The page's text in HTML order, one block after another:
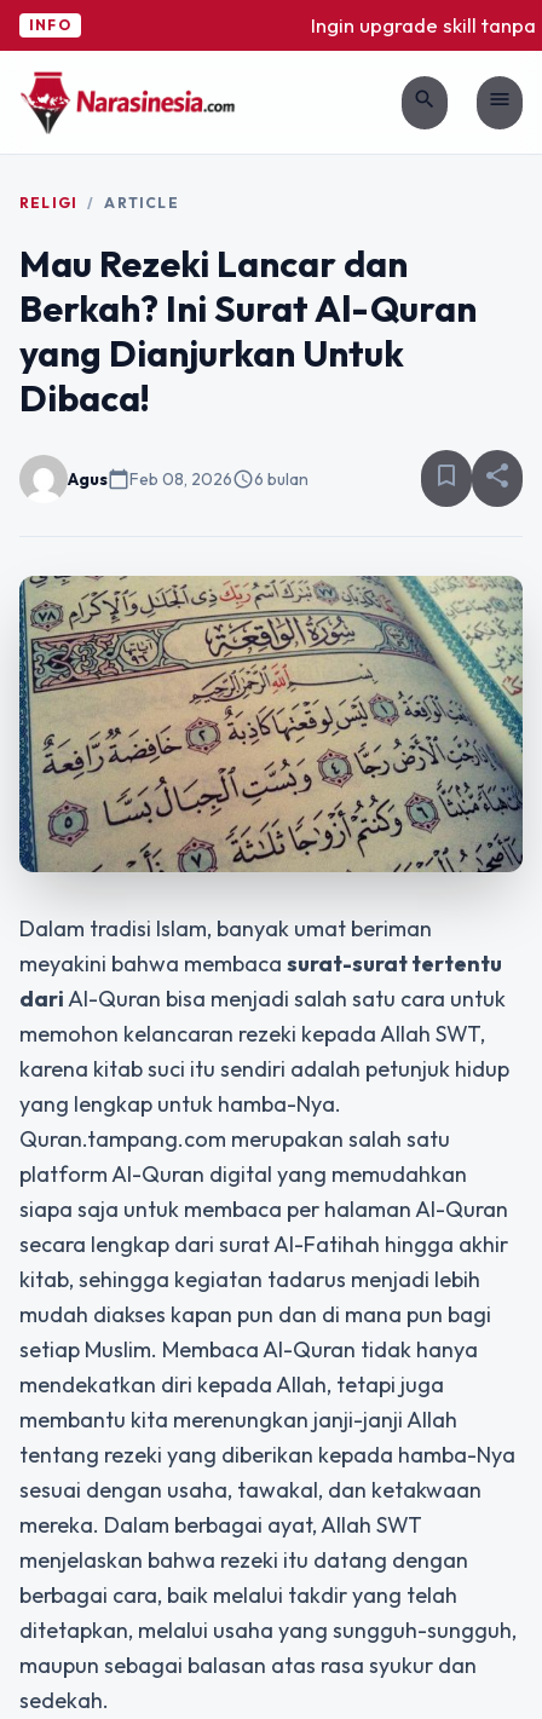
INFO Ingin upgrade skill tanpa
search menu
RELIGI / ARTICLE
Mau Rezeki Lancar dan
Berkah? Ini Surat Al-Quran
yang Dianjurkan Untuk
Dibaca!
Aguscalendar_todayFeb 08, 2026schedule6 bulan bookmark_border share
Dalam tradisi Islam, banyak umat beriman
meyakini bahwa membaca surat-surat tertentu
dariAl-Quran bisa menjadi salah satu cara untuk
memohon kelancaran rezeki kepada Allah SWT,
karena kitab suci itu sendiri adalah petunjuk hidup
yang lengkap untuk hamba-Nya.
Quran.tampang.com merupakan salah satu
platform Al-Quran digital yang memudahkan
siapa saja untuk membaca per halaman Al-Quran
secara lengkap dari surat Al-Fatihah hingga akhir
kitab, sehingga kegiatan tadarus menjadi lebih
mudah diakses kapan pun dan di mana pun bagi
setiap Muslim. Membaca Al-Quran tidak hanya
mendekatkan diri kepada Allah, tetapi juga
membantu kita merenungkan janji-janji Allah
tentang rezeki yang diberikan kepada hamba-Nya
sesuai dengan usaha, tawakal, dan ketakwaan
mereka. Dalam berbagai ayat, Allah SWT
menjelaskan bahwa rezeki itu datang dengan
berbagai cara, baik melalui takdir yang telah
ditetapkan, melalui usaha yang sungguh-sungguh,
maupun sebagai balasan atas rasa syukur dan
sedekah.